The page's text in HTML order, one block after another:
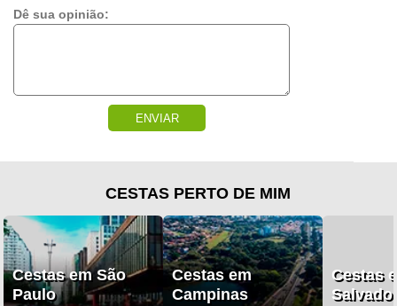
Dê sua opinião:
ENVIAR
CESTAS PERTO DE MIM
Cestas em São
Paulo
Cestas em
Campinas
Cestas